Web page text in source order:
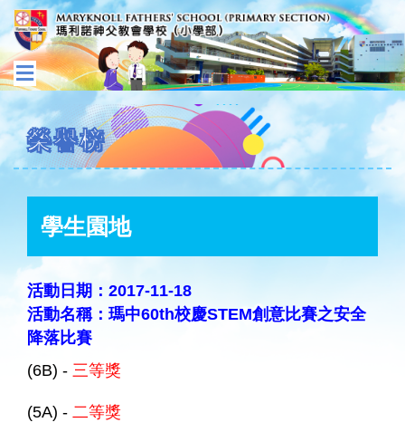
榮譽榜
學生園地
活動日期：2017-11-18
活動名稱：瑪中60th校慶STEM創意比賽之安全
降落比賽
(6B) - 三等獎
(5A) - 二等獎